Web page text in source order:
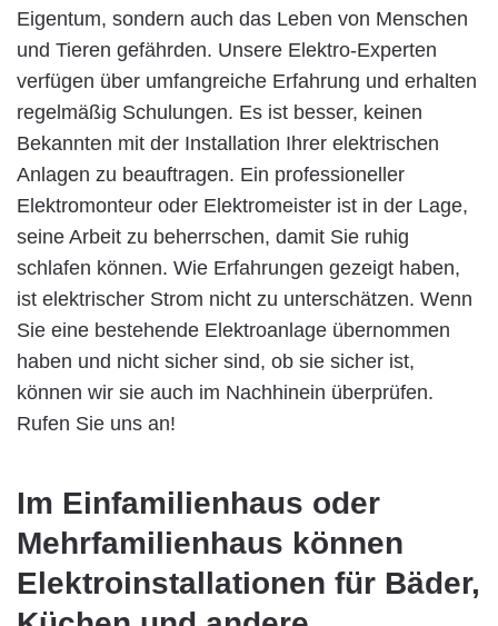
Eigentum, sondern auch das Leben von Menschen
und Tieren gefährden. Unsere Elektro-Experten
verfügen über umfangreiche Erfahrung und erhalten
regelmäßig Schulungen. Es ist besser, keinen
Bekannten mit der Installation Ihrer elektrischen
Anlagen zu beauftragen. Ein professioneller
Elektromonteur oder Elektromeister ist in der Lage,
seine Arbeit zu beherrschen, damit Sie ruhig
schlafen können. Wie Erfahrungen gezeigt haben,
ist elektrischer Strom nicht zu unterschätzen. Wenn
Sie eine bestehende Elektroanlage übernommen
haben und nicht sicher sind, ob sie sicher ist,
können wir sie auch im Nachhinein überprüfen.
Rufen Sie uns an!
Im Einfamilienhaus oder
Mehrfamilienhaus können
Elektroinstallationen für Bäder,